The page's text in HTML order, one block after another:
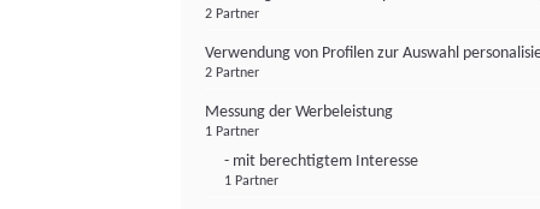
2 Partner
Verwendung von Profilen zur Auswahl
2 Partner
Messung der Werbeleistung
1 Partner
- mit berechtigtem Interesse
1 Partner